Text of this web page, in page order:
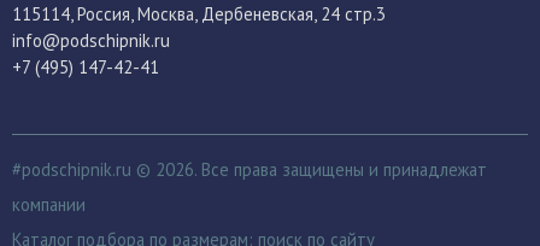
115114 , Россия, Москва, Дербеневская, 24 стр.3
info@podschipnik.ru
+7 (495) 147-42-41
#podschipnik.ru © 2026. Все права защищены и принадлежат
компании
Каталог подбора по размерам: поиск по сайту